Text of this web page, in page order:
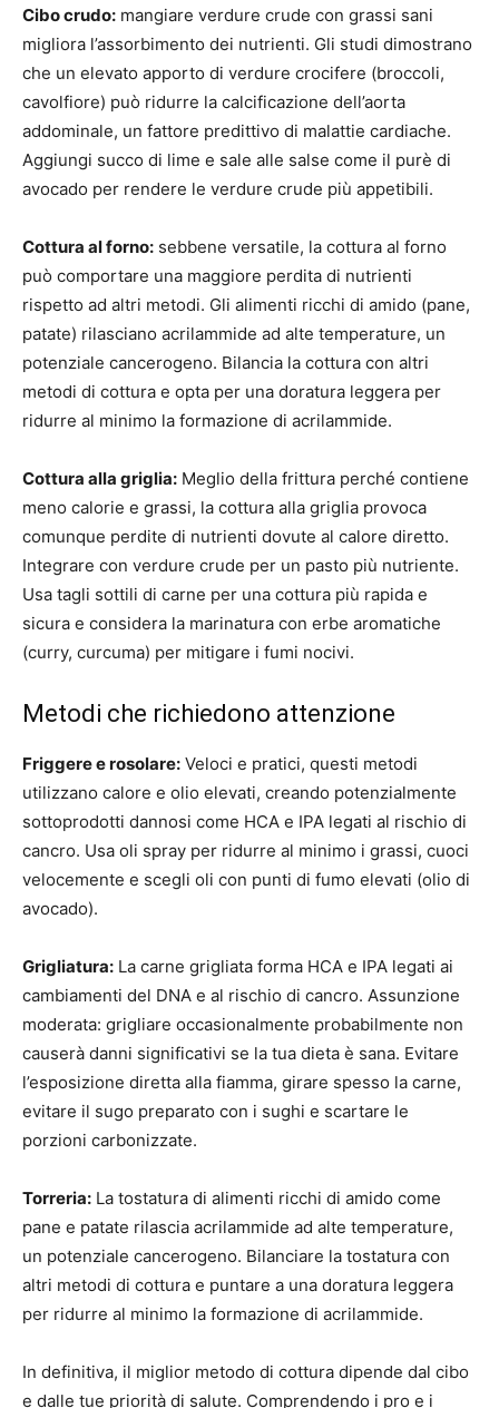
Cibo crudo: mangiare verdure crude con grassi sani
migliora l’assorbimento dei nutrienti. Gli studi dimostrano
che un elevato apporto di verdure crocifere (broccoli,
cavolfiore) può ridurre la calcificazione dell’aorta
addominale, un fattore predittivo di malattie cardiache.
Aggiungi succo di lime e sale alle salse come il purè di
avocado per rendere le verdure crude più appetibili.
Cottura al forno: sebbene versatile, la cottura al forno
può comportare una maggiore perdita di nutrienti
rispetto ad altri metodi. Gli alimenti ricchi di amido (pane,
patate) rilasciano acrilammide ad alte temperature, un
potenziale cancerogeno. Bilancia la cottura con altri
metodi di cottura e opta per una doratura leggera per
ridurre al minimo la formazione di acrilammide.
Cottura alla griglia: Meglio della frittura perché contiene
meno calorie e grassi, la cottura alla griglia provoca
comunque perdite di nutrienti dovute al calore diretto.
Integrare con verdure crude per un pasto più nutriente.
Usa tagli sottili di carne per una cottura più rapida e
sicura e considera la marinatura con erbe aromatiche
(curry, curcuma) per mitigare i fumi nocivi.
Metodi che richiedono attenzione
Friggere e rosolare: Veloci e pratici, questi metodi
utilizzano calore e olio elevati, creando potenzialmente
sottoprodotti dannosi come HCA e IPA legati al rischio di
cancro. Usa oli spray per ridurre al minimo i grassi, cuoci
velocemente e scegli oli con punti di fumo elevati (olio di
avocado).
Grigliatura: La carne grigliata forma HCA e IPA legati ai
cambiamenti del DNA e al rischio di cancro. Assunzione
moderata: grigliare occasionalmente probabilmente non
causerà danni significativi se la tua dieta è sana. Evitare
l’esposizione diretta alla fiamma, girare spesso la carne,
evitare il sugo preparato con i sughi e scartare le
porzioni carbonizzate.
Torreria: La tostatura di alimenti ricchi di amido come
pane e patate rilascia acrilammide ad alte temperature,
un potenziale cancerogeno. Bilanciare la tostatura con
altri metodi di cottura e puntare a una doratura leggera
per ridurre al minimo la formazione di acrilammide.
In definitiva, il miglior metodo di cottura dipende dal cibo
e dalle tue priorità di salute. Comprendendo i pro e i